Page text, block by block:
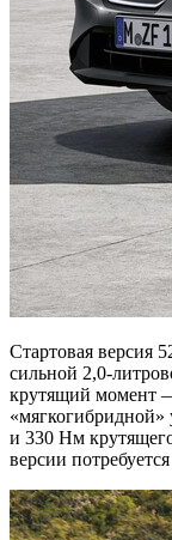
Стартовая версия
сильной 2,0-
крутящий момент
и 330 Нм
версии